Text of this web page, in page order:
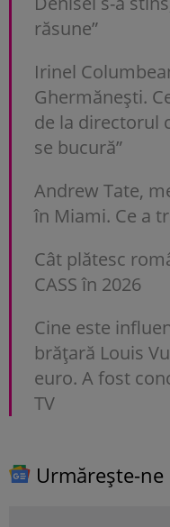
răsune”
Irinel
Ghermănești.
de la directorul
se bucură”
Andrew Tate,
în Miami. Ce a
Cât plătesc
CASS în 2026
Cine este
brățară Louis
euro. A fost
TV
Urmărește-ne